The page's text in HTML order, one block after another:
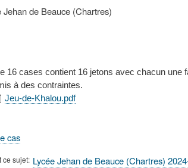
Jehan de Beauce (Chartres)
16 cases contient 16 jetons avec chacun
à des contraintes.
Jeu-de-Khalou.pdf
cas
ce sujet Lycée Jehan de Beauce (Chartres)